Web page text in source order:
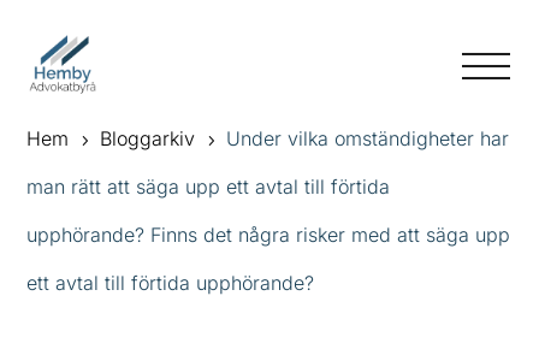
Hem 5 Bloggarkiv 5
Under vilka omständigheter har
man rätt att säga upp ett avtal till förtida
upphörande? Finns det några risker med att säga upp
ett avtal till förtida upphörande?